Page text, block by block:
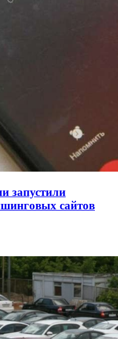
в Центральном
переполох“
экспорт:
млн долларов
запустили
сайтов